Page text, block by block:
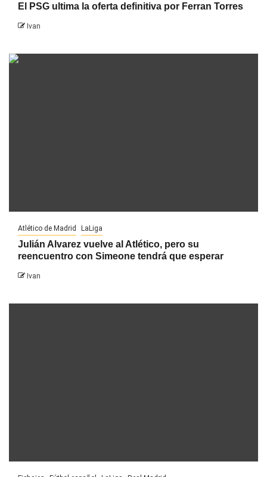
El PSG ultima la oferta definitiva por Ferran Torres
Ivan
Atlético de Madrid LaLiga
Julián Alvarez vuelve al Atlético, pero su
reencuentro con Simeone tendrá que esperar
Ivan